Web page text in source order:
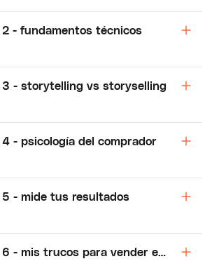
2 - fundamentos técnicos
3 - storytelling vs storyselling
- psicología del comprador
5 - mide tus resultados
- mis trucos para vender en stories